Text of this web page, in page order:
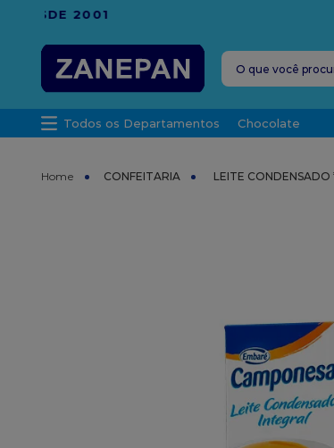
O que você
Todos os Departamentos Chocolate
CONFEITARIA LEITE
7º
9º
10º